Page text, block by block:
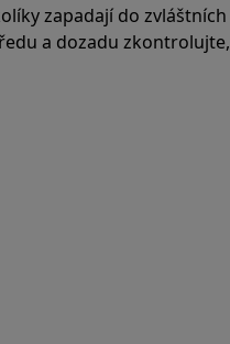
zapadají do zvláštních
a dozadu zkontrolujte,